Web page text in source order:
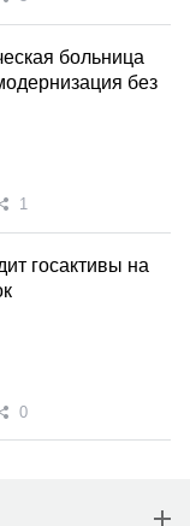
больница
без
1
госактивы на
0